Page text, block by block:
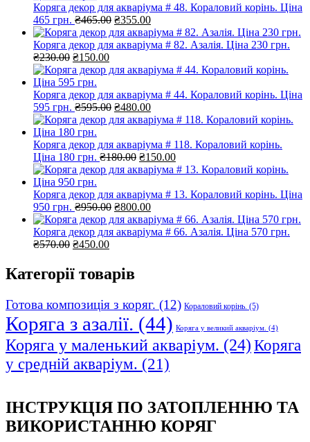
Коряга декор для акваріума # 48. Кораловий корінь. Ціна
465 грн. ₴465.00 Оригінальна
ціна:
₴465.00.
₴355.00Поточна
ціна:
₴355.00.
Коряга декор для акваріума # 82. Азалія. Ціна 230 грн.
₴230.00 Оригінальна
ціна:
₴230.00.
₴150.00Поточна
ціна:
Коряга декор для акваріума # 44. Кораловий корінь. Ціна
595 грн. ₴595.00 Оригінальна
ціна:
₴480.00Поточна
ціна:
Коряга декор для акваріума # 118. Кораловий корінь.
Ціна 180 грн. ₴180.00 Оригінальна
ціна:
₴150.00Поточна
ціна:
Коряга декор для акваріума # 13. Кораловий корінь. Ціна
950 грн. ₴950.00 Оригінальна
ціна:
₴950.00.
₴800.00Поточна
ціна:
₴800.00.
Коряга декор для акваріума # 66. Азалія. Ціна 570 грн.
₴570.00 Оригінальна
₴570.00.
₴450.00Поточна
₴450.00.
Категорії товарів
Готова композиція з коряг. (12) Кораловий корінь. (5)
Коряга з азалії. (44) Коряга у великий акваріум. (4)
Коряга у маленький акваріум. (24)Коряга
у средній акваріум. (21)
ІНСТРУКЦІЯ ПО ЗАТОПЛЕННЮ ТА
ВИКОРИСТАННЮ КОРЯГ